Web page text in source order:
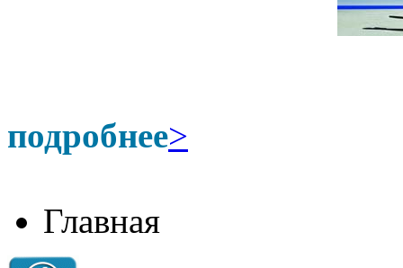
подробнее>
Главная